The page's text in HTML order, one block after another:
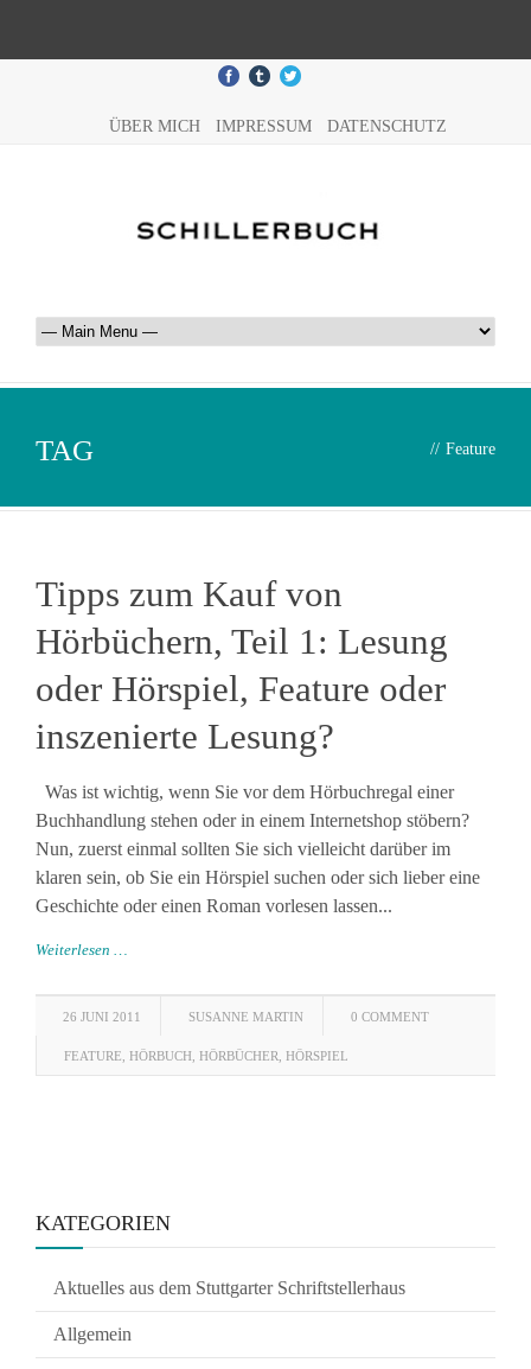
ÜBER MICH IMPRESSUM DATENSCHUTZ
TAG // Feature
Tipps zum Kauf von
Hörbüchern, Teil 1: Lesung
oder Hörspiel, Feature oder
inszenierte Lesung?
Was ist wichtig, wenn Sie vor dem Hörbuchregal einer
Buchhandlung stehen oder in einem Internetshop stöbern?
Nun, zuerst einmal sollten Sie sich vielleicht darüber im
klaren sein, ob Sie ein Hörspiel suchen oder sich lieber eine
Geschichte oder einen Roman vorlesen lassen...
Weiterlesen …
26 JUNI 2011 SUSANNE MARTIN 0 COMMENT
FEATURE HÖRBUCH HÖRBÜCHER HÖRSPIEL
KATEGORIEN
Aktuelles aus dem Stuttgarter Schriftstellerhaus
Allgemein